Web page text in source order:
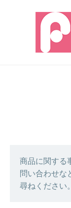
商品に関する
問い合わせな
尋ねください。